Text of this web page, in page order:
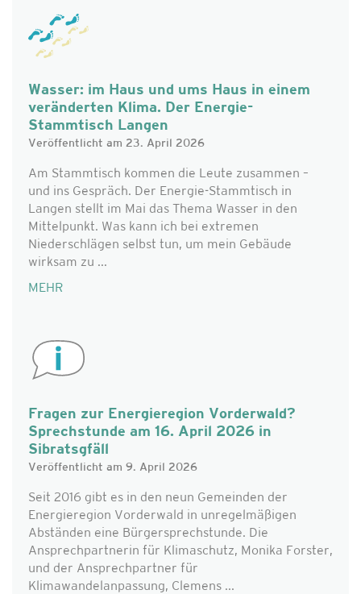
Wasser: im Haus und ums Haus in einem
veränderten Klima. Der Energie-
Stammtisch Langen
Veröffentlicht am 23. April 2026
Am Stammtisch kommen die Leute zusammen –
und ins Gespräch. Der Energie-Stammtisch in
Langen stellt im Mai das Thema Wasser in den
Mittelpunkt. Was kann ich bei extremen
Niederschlägen selbst tun, um mein Gebäude
wirksam zu ...
MEHR
Fragen zur Energieregion Vorderwald?
Sprechstunde am 16. April 2026 in
Sibratsgfäll
Veröffentlicht am 9. April 2026
Seit 2016 gibt es in den neun Gemeinden der
Energieregion Vorderwald in unregelmäßigen
Abständen eine Bürgersprechstunde. Die
Ansprechpartnerin für Klimaschutz, Monika Forster,
und der Ansprechpartner für
Klimawandelanpassung, Clemens ...